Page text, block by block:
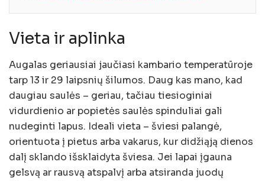
Vieta ir aplinka
Augalas geriausiai jaučiasi kambario temperatūroje
tarp 13 ir 29 laipsnių šilumos. Daug kas mano, kad
daugiau saulės – geriau, tačiau tiesioginiai
vidurdienio ar popietės saulės spinduliai gali
nudeginti lapus. Ideali vieta – šviesi palangė,
orientuota į pietus arba vakarus, kur didžiąją dienos
dalį sklando išsklaidyta šviesa. Jei lapai įgauna
gelsvą ar rausvą atspalvį arba atsiranda juodų